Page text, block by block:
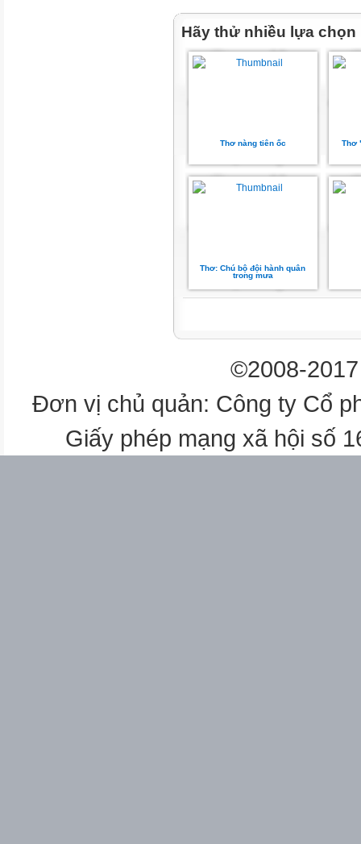
Hãy thử nhiều lựa chọn
Thơ nàng tiên ốc Thơ
Thơ: Chú bộ đội hành quân
trong mưa
©2008-
Đơn vị chủ quản: Công ty Cổ
Giấy phép mạng xã hội số